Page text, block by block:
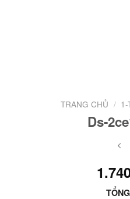
TRANG CHỦ /
Ds-